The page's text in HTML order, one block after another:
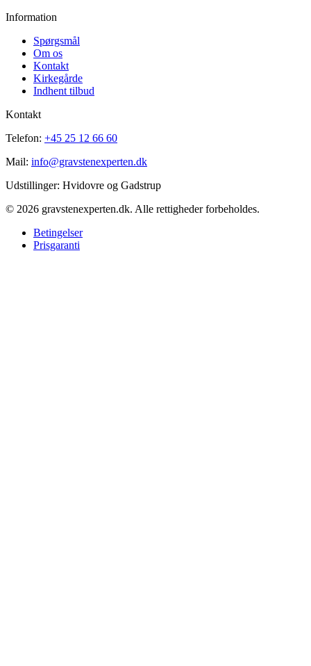
Information
Spørgsmål
Om os
Kontakt
Kirkegårde
Indhent tilbud
Kontakt
Telefon: +45 25 12 66 60
Mail: info@gravstenexperten.dk
Udstillinger: Hvidovre og Gadstrup
© 2026 gravstenexperten.dk. Alle rettigheder forbeholdes.
Betingelser
Prisgaranti